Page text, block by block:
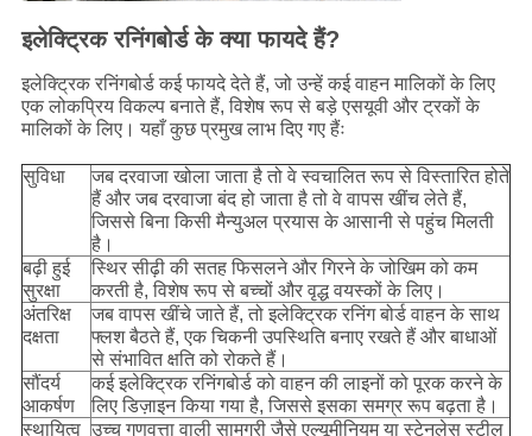
इलेक्ट्रिक रनिंगबोर्ड के क्या फायदे हैं?
इलेक्ट्रिक रनिंगबोर्ड कई फायदे देते हैं, जो उन्हें कई वाहन मालिकों के लिए
एक लोकप्रिय विकल्प बनाते हैं, विशेष रूप से बड़े एसयूवी और ट्रकों के
मालिकों के लिए। यहाँ कुछ प्रमुख लाभ दिए गए हैंः
सुविधा
जब दरवाजा खोला जाता है तो वे स्वचालित रूप से विस्तारित होते
हैं और जब दरवाजा बंद हो जाता है तो वे वापस खींच लेते हैं,
जिससे बिना किसी मैन्युअल प्रयास के आसानी से पहुंच मिलती
है।
बढ़ी हुई
सुरक्षा
स्थिर सीढ़ी की सतह फिसलने और गिरने के जोखिम को कम
करती है, विशेष रूप से बच्चों और वृद्ध वयस्कों के लिए।
अंतरिक्ष
दक्षता
जब वापस खींचे जाते हैं, तो इलेक्ट्रिक रनिंग बोर्ड वाहन के साथ
फ्लश बैठते हैं, एक चिकनी उपस्थिति बनाए रखते हैं और बाधाओं
से संभावित क्षति को रोकते हैं।
सौंदर्य
आकर्षण
कई इलेक्ट्रिक रनिंगबोर्ड को वाहन की लाइनों को पूरक करने के
लिए डिज़ाइन किया गया है, जिससे इसका समग्र रूप बढ़ता है।
स्थायित्व उच्च गुणवत्ता वाली सामग्री जैसे एल्यूमीनियम या स्टेनलेस स्टील